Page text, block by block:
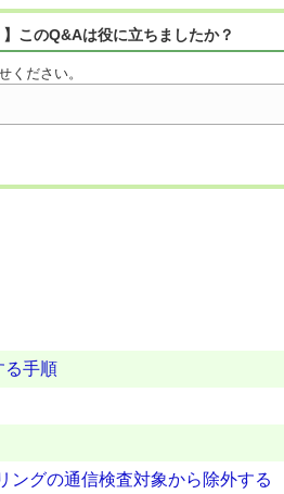
このQ&Aは役に立ちましたか？
ください。
る手順
ングの通信検査対象から除外する